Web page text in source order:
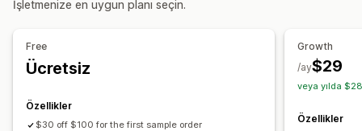
Kargo seçenekleri
Gerçek zamanlı güncellemeler
İşletmenize en uygun planı seçin.
Free
Ücretsiz
Özellikler
$30 off $100 for the first sample order
Growth
$29
/ay
veya yılda
Özellikler